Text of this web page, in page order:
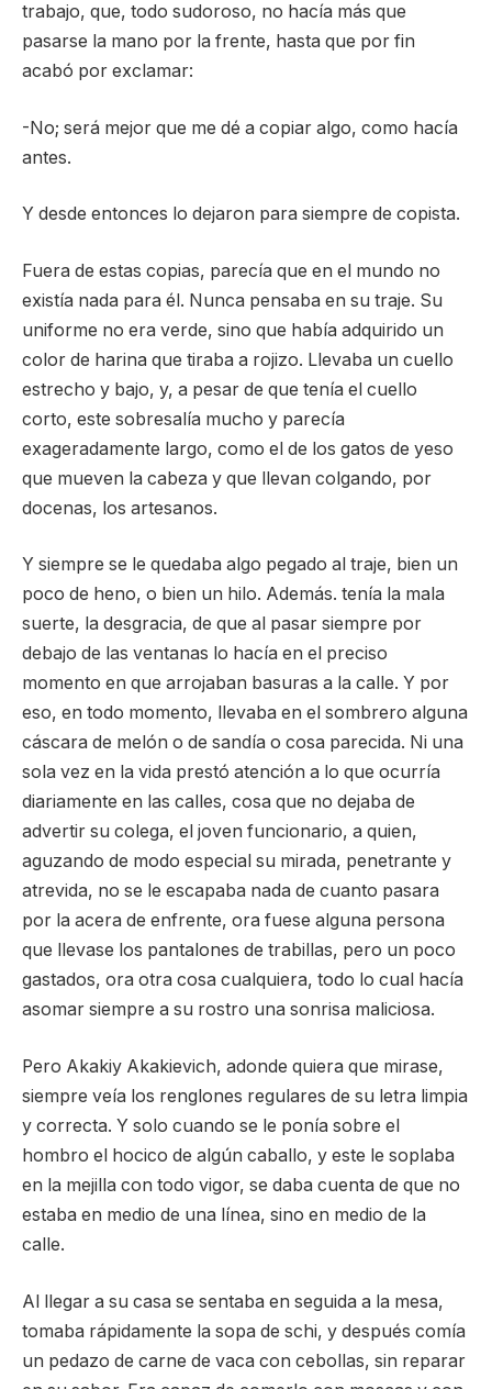
trabajo, que, todo sudoroso, no hacía más que
pasarse la mano por la frente, hasta que por fin
acabó por exclamar:
-No; será mejor que me dé a copiar algo, como hacía
antes.
Y desde entonces lo dejaron para siempre de copista.
Fuera de estas copias, parecía que en el mundo no
existía nada para él. Nunca pensaba en su traje. Su
uniforme no era verde, sino que había adquirido un
color de harina que tiraba a rojizo. Llevaba un cuello
estrecho y bajo, y, a pesar de que tenía el cuello
corto, este sobresalía mucho y parecía
exageradamente largo, como el de los gatos de yeso
que mueven la cabeza y que llevan colgando, por
docenas, los artesanos.
Y siempre se le quedaba algo pegado al traje, bien un
poco de heno, o bien un hilo. Además. tenía la mala
suerte, la desgracia, de que al pasar siempre por
debajo de las ventanas lo hacía en el preciso
momento en que arrojaban basuras a la calle. Y por
eso, en todo momento, llevaba en el sombrero alguna
cáscara de melón o de sandía o cosa parecida. Ni una
sola vez en la vida prestó atención a lo que ocurría
diariamente en las calles, cosa que no dejaba de
advertir su colega, el joven funcionario, a quien,
aguzando de modo especial su mirada, penetrante y
atrevida, no se le escapaba nada de cuanto pasara
por la acera de enfrente, ora fuese alguna persona
que llevase los pantalones de trabillas, pero un poco
gastados, ora otra cosa cualquiera, todo lo cual hacía
asomar siempre a su rostro una sonrisa maliciosa.
Pero Akakiy Akakievich, adonde quiera que mirase,
siempre veía los renglones regulares de su letra limpia
y correcta. Y solo cuando se le ponía sobre el
hombro el hocico de algún caballo, y este le soplaba
en la mejilla con todo vigor, se daba cuenta de que no
estaba en medio de una línea, sino en medio de la
calle.
Al llegar a su casa se sentaba en seguida a la mesa,
tomaba rápidamente la sopa de schi, y después comía
un pedazo de carne de vaca con cebollas, sin reparar